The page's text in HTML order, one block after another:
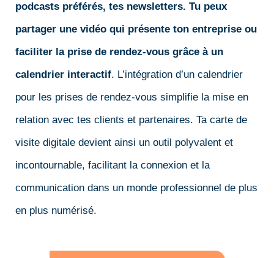
podcasts préférés, tes newsletters. Tu peux
partager une vidéo qui présente ton entreprise ou
faciliter la prise de rendez-vous grâce à un
calendrier interactif. L’intégration d’un calendrier
pour les prises de rendez-vous simplifie la mise en
relation avec tes clients et partenaires. Ta carte de
visite digitale devient ainsi un outil polyvalent et
incontournable, facilitant la connexion et la
communication dans un monde professionnel de plus
en plus numérisé.